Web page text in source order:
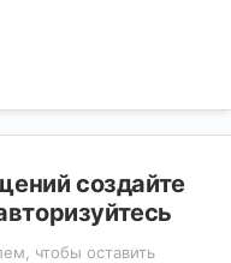
создайте
чтобы оставить